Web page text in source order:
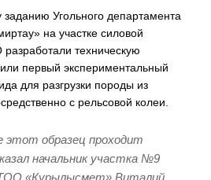
Угольного департамента
на участке силовой
техническую
первый экспериментальный
для разгрузки породы из
с рельсовой колеи.
образец проходит
начальник участка №9
«Курылысмет» Виталий